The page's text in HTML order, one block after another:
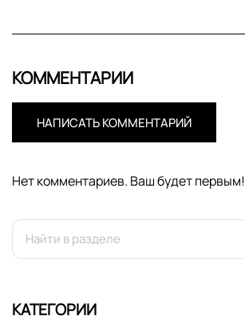
КОММЕНТАРИИ
НАПИСАТЬ КОММЕНТАРИЙ
Нет комментариев. Ваш будет первым!
КАТЕГОРИИ